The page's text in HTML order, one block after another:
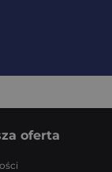
oferta